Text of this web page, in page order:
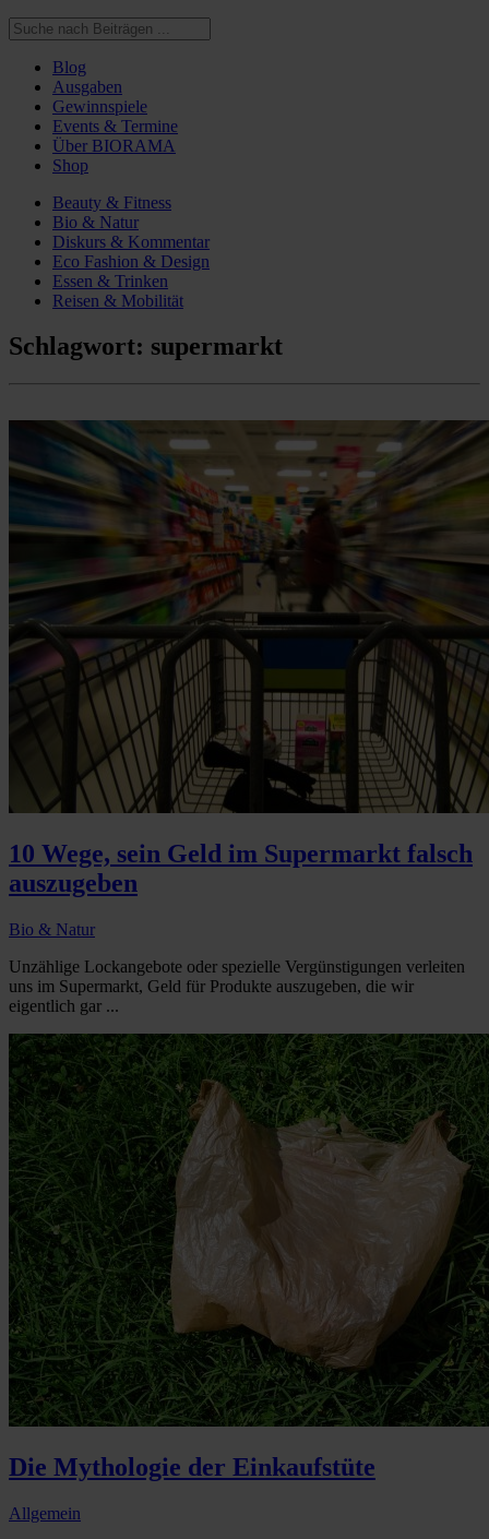
Blog
Ausgaben
Gewinnspiele
Events & Termine
Über BIORAMA
Shop
Beauty & Fitness
Bio & Natur
Diskurs & Kommentar
Eco Fashion & Design
Essen & Trinken
Reisen & Mobilität
Schlagwort: supermarkt
10 Wege, sein Geld im Supermarkt falsch
auszugeben
Bio & Natur
Unzählige Lockangebote oder spezielle Vergünstigungen verleiten
uns im Supermarkt, Geld für Produkte auszugeben, die wir
eigentlich gar ...
Die Mythologie der Einkaufstüte
Allgemein